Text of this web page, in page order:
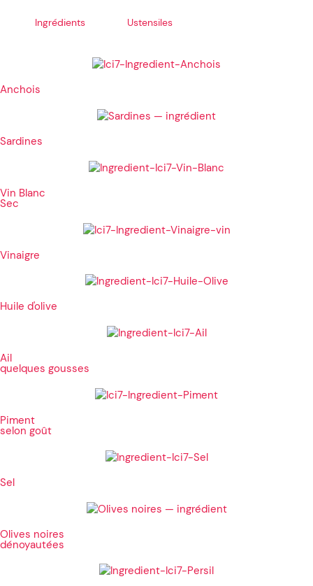
Ingrédients Ustensiles
Anchois
Sardines
Vin Blanc
Sec
Vinaigre
Huile d'olive
Ail
quelques gousses
Piment
selon goût
Sel
Olives noires
dénoyautées